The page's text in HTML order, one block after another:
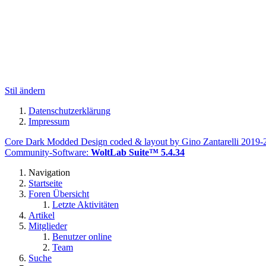
Stil ändern
Datenschutzerklärung
Impressum
Core Dark Modded Design coded & layout by Gino Zantarelli
Community-Software: WoltLab Suite™ 5.4.34
Navigation
Startseite
Foren Übersicht
Letzte Aktivitäten
Artikel
Mitglieder
Benutzer online
Team
Suche